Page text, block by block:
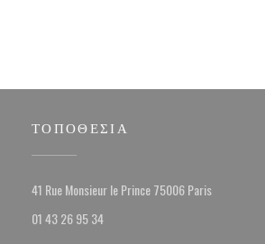
ΤΟΠΟΘΕΣΊΑ
41 Rue Monsieur le Prince 75006 Paris((ανοίγει
01 43 26 95 34